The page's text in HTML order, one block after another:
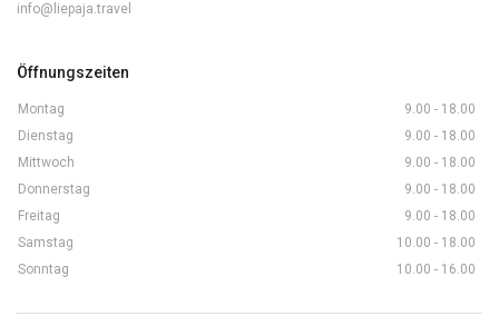
info@liepaja.travel
Öffnungszeiten
Montag
9.00 - 18.00
Dienstag
9.00 - 18.00
Mittwoch
9.00 - 18.00
Donnerstag
9.00 - 18.00
Freitag
9.00 - 18.00
Samstag
10.00 - 18.00
Sonntag
10.00 - 16.00